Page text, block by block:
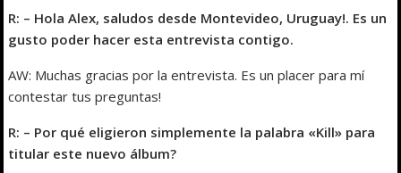
R: – Hola Alex, saludos desde Montevideo, Uruguay!. Es un
gusto poder hacer esta entrevista contigo.
AW: Muchas gracias por la entrevista. Es un placer para mí
contestar tus preguntas!
R: – Por qué eligieron simplemente la palabra «Kill» para
titular este nuevo álbum?